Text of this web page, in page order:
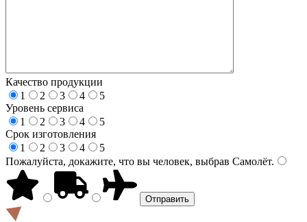
Качество продукции
1
2 3 4
5
Уровень сервиса
1
2 3 4
5
Срок изготовления
1
2 3 4
5
Пожалуйста, докажите, что вы человек, выбрав Самолёт.